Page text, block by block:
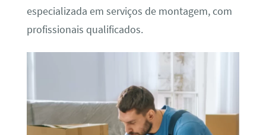
especializada em serviços de montagem, com
profissionais qualificados.